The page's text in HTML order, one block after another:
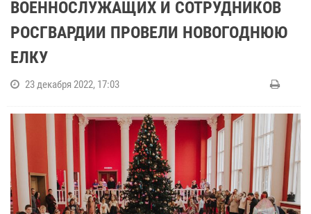
ВОЕННОСЛУЖАЩИХ И СОТРУДНИКОВ
РОСГВАРДИИ ПРОВЕЛИ НОВОГОДНЮЮ
ЕЛКУ
23 декабря 2022, 17:03